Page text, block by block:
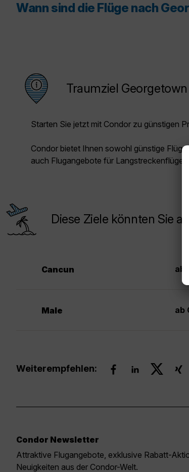
Wann sind die Flüge nach
Traumziel
Starten Sie jetzt mit Condor zu günstigen
Condor bietet Ihnen sowohl günstige
auch Flugangebote für Langstreckenflüge.
Diese Ziele könnten Sie
Cancun ab
Male ab
Weiterempfehlen:
Condor Newsletter
Attraktive Flugangebote, exklusive Rabatt-
Neuigkeiten aus der Condor-Welt.